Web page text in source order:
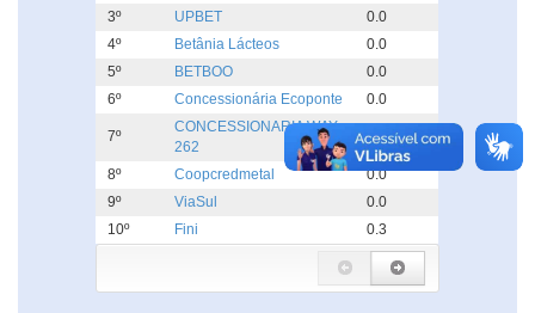
3º
UPBET
0.0
4º
Betânia Lácteos
0.0
5º
BETBOO
0.0
6º
Concessionária Ecoponte 0.0
7º
CONCESSIONARIA WAY
262
0.0
8º Coopcredmetal
0.0
9º
ViaSul
0.0
10º
Fini 0.3